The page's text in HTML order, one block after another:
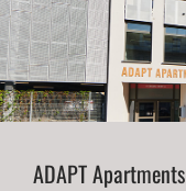
ADAPT Apartments